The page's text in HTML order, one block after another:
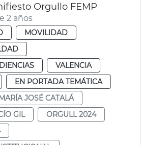
Orgullo FEMP
2 años
MOVILIDAD
VALENCIA
EN PORTADA TEMÁTICA
JOSÉ CATALÁ
GIL
ORGULL 2024